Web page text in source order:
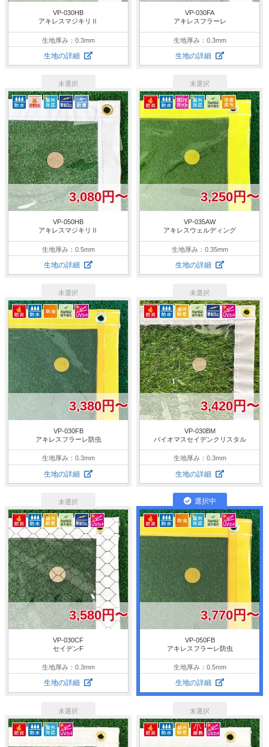
VP-030HB
アキレスマジキリⅡ
生地厚み：0.3mm
生地の詳細
VP-030FA
アキレスフラーレ
生地厚み：0.3mm
生地の詳細
3,080円〜
VP-050HB
アキレスマジキリⅡ
生地厚み：0.5mm
生地の詳細
3,250円〜
VP-035AW
アキレスウェルディング
生地厚み：0.35mm
生地の詳細
3,380円〜
VP-030FB
アキレスフラーレ防虫
生地厚み：0.3mm
生地の詳細
3,420円〜
VP-030BM
バイオマスセイデンクリスタル
生地厚み：0.3mm
生地の詳細
3,580円〜
VP-030CF
セイデンF
生地厚み：0.3mm
生地の詳細
3,770円〜
VP-050FB
アキレスフラーレ防虫
生地厚み：0.5mm
生地の詳細